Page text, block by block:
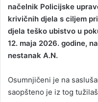
načelnik Policijske
krivičnih djela s ciljem
djela teško ubistvo u
12. maja 2026. godine,
nestanak A.N.
Osumnjičeni je na
saopšteno je iz tog